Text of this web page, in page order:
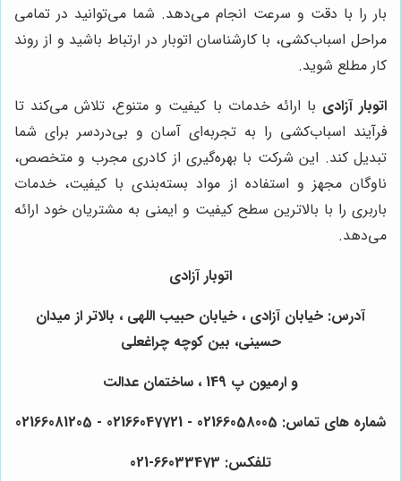
بار را با دقت و سرعت انجام می‌دهد. شما می‌توانید در تمامی
مراحل اسباب‌کشی، با کارشناسان اتوبار در ارتباط باشید و از روند
کار مطلع شوید.
اتوبار آزادی با ارائه خدمات با کیفیت و متنوع، تلاش می‌کند تا
فرآیند اسباب‌کشی را به تجربه‌ای آسان و بی‌دردسر برای شما
تبدیل کند. این شرکت با بهره‌گیری از کادری مجرب و متخصص،
ناوگان مجهز و استفاده از مواد بسته‌بندی با کیفیت، خدمات
باربری را با بالاترین سطح کیفیت و ایمنی به مشتریان خود ارائه
می‌دهد.
اتوبار آزادی
آدرس: خیابان آزادی ، خیابان حبیب اللهی ، بالاتر از میدان
حسینی، بین کوچه چراغعلی
و ارمیون پ 149 ، ساختمان عدالت
شماره های تماس: 02166058005 - 02166047721 - 02166081205
تلفکس: 66033473-021